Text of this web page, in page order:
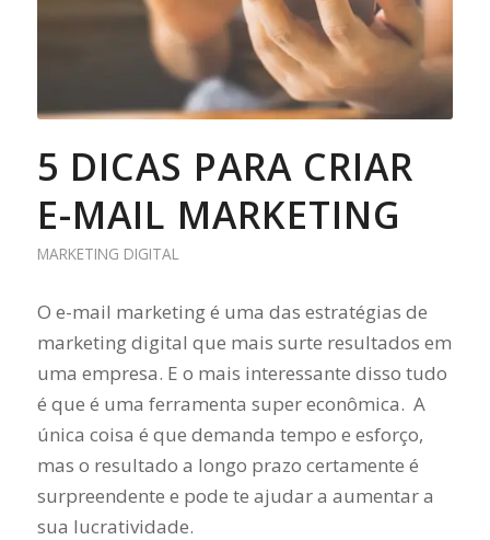
5 DICAS PARA CRIAR
E-MAIL MARKETING
MARKETING DIGITAL
O e-mail marketing é uma das estratégias de
marketing digital que mais surte resultados em
uma empresa. E o mais interessante disso tudo
é que é uma ferramenta super econômica. A
única coisa é que demanda tempo e esforço,
mas o resultado a longo prazo certamente é
surpreendente e pode te ajudar a aumentar a
sua lucratividade.